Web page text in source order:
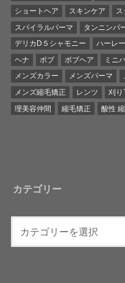
ショートヘア
スキンケア ス
スパイラルパーマ
タンニンパ
デリカD５シャモニー
ハーレー
ヘナ
ボブ ボブヘア ミニ
メンズカラー
メンズパーマ
メンズ縮毛矯正
レンツ 刈り
理美容仲間
縮毛矯正 酸性
カテゴリー